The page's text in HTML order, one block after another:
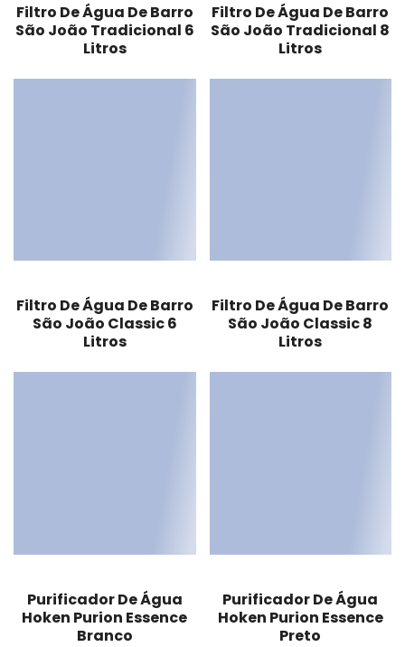
Filtro De Água De Barro
São João Tradicional 6
Litros
Filtro De Água De Barro
São João Tradicional 8
Litros
Filtro De Água De Barro
São João Classic 6
Litros
Filtro De Água De Barro
São João Classic 8
Litros
Purificador De Água
Hoken Purion Essence
Branco
Purificador De Água
Hoken Purion Essence
Preto